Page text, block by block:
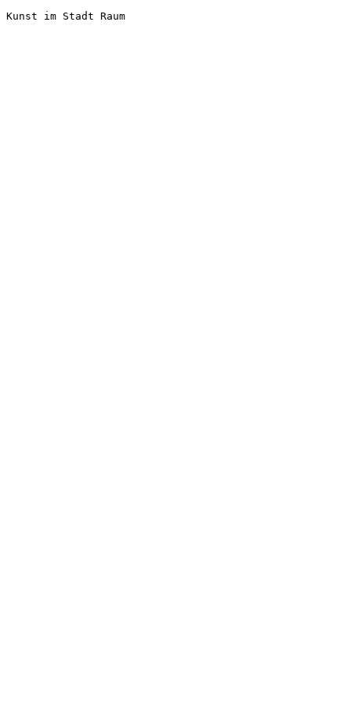
Kunst im Stadt Raum